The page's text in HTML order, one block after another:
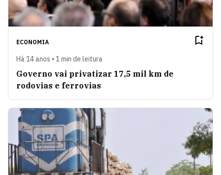
ECONOMIA
Há 14 anos • 1 min de leitura
Governo vai privatizar 17,5 mil km de
rodovias e ferrovias